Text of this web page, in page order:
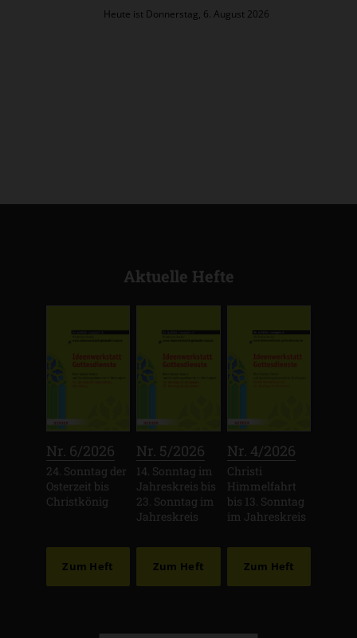
Heute ist Donnerstag, 6. August 2026
Aktuelle Hefte
Nr. 6/2026
24. Sonntag der
Osterzeit bis
Christkönig
Zum Heft
Nr. 5/2026
14. Sonntag im
Jahreskreis bis
23. Sonntag im
Jahreskreis
Zum Heft
Nr. 4/2026
Christi
Himmelfahrt
bis 13. Sonntag
im Jahreskreis
Zum Heft